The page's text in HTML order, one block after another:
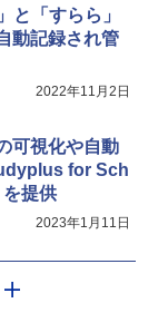
「すらら」
動記録され管
2022年11月2日
可視化や自動
for Sch
提供
2023年1月11日